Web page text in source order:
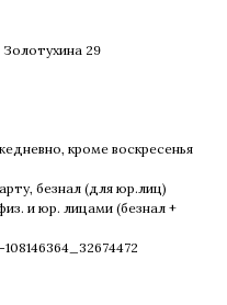
29
кроме воскресенья
безнал (для юр.лиц)
и юр. лицами (безнал +